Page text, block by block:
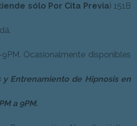
sólo Por Cita Previa) 151B
Ocasionalmente disponibles
y Entrenamiento de Hipnosis en
a 9PM.